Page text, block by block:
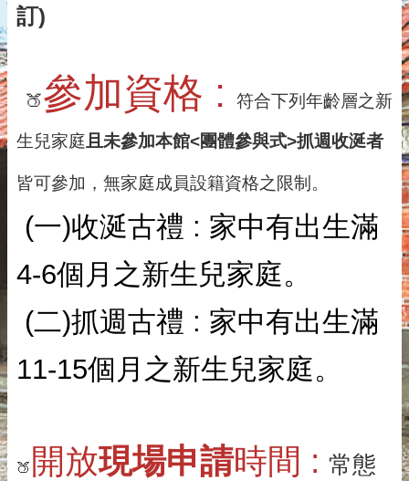
訂)
🍑參加資格 : 符合下列年齡層之新
生兒家庭 且未參加本館<團體參與式>抓週收涎者
皆可參加，無家庭成員設籍資格之限制。
(一)收涎古禮 : 家中有出生滿
4-6個月之新生兒家庭。
(二)抓週古禮 : 家中有出生滿
11-15個月之新生兒家庭。
🍑 開放現場申請時間 : 常態